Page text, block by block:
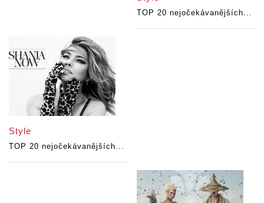
TOP 20 nejočekávanějších...
Style
TOP 20 nejočekávanějších...